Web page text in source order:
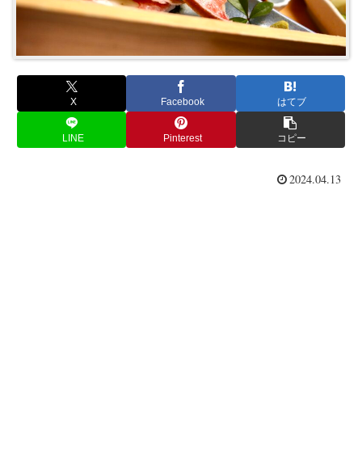
X Facebook はてブ
LINE Pinterest コピー
2024.04.13